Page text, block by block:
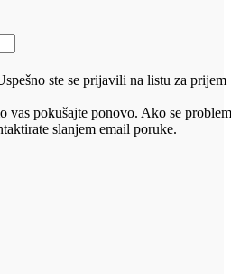
ste se prijavili na listu za prijem
vas pokušajte ponovo. Ako se
slanjem email poruke.